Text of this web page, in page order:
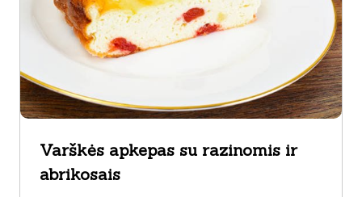
Varškės apkepas su razinomis ir
abrikosais